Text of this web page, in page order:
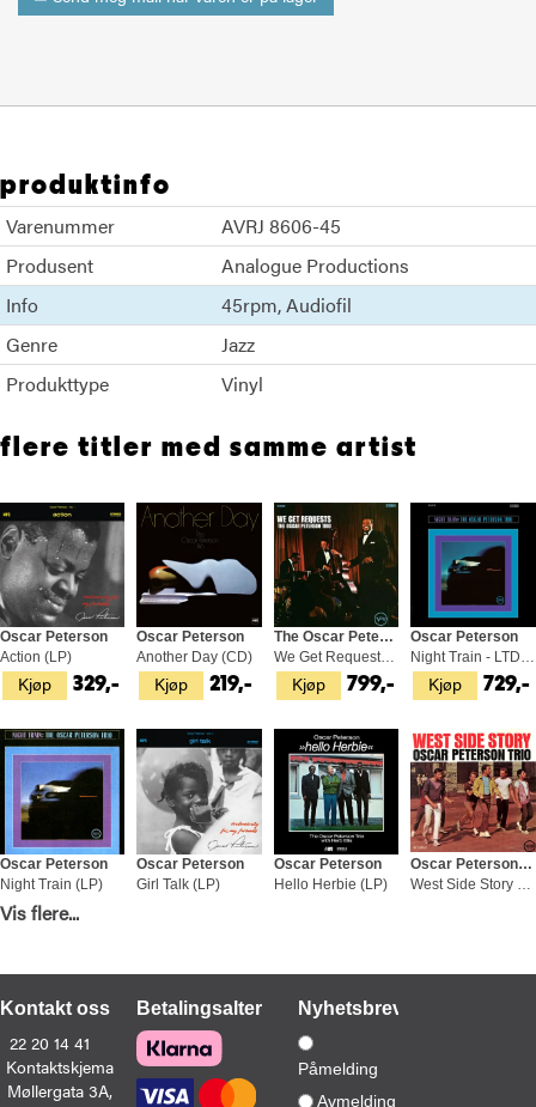
produktinfo
Varenummer
AVRJ 8606-45
Produsent
Analogue Productions
Info
45rpm Audiofil
Genre
Jazz
Produkttype
Vinyl
flere titler med samme artist
Kjøp
Oscar Peterson
Action (LP)
329,- Kjøp
Oscar Peterson
Another Day (CD)
219,- Kjøp
The Oscar Peterson Trio
We Get Requests - LTD (LP)
799,- Kjøp
Oscar Peterson
Night Train - LTD (LP)
729,-
Kjøp
Oscar Peterson
Night Train (LP)
399,-
Oscar Peterson
Girl Talk (LP)
Oscar Peterson
Hello Herbie (LP)
Oscar Peterson Trio
Oscar Peterson
Oscar Peterson
Vis flere...
Kontakt oss
22 20 14 41
Kontaktskjema
Møllergata 3A,
BetalingsalternativerNyhetsbrev
Påmelding
Avmelding